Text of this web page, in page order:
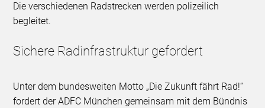
Die verschiedenen Radstrecken werden polizeilich
begleitet.
Sichere Radinfrastruktur gefordert
Unter dem bundesweiten Motto „Die Zukunft fährt Rad!“
fordert der ADFC München gemeinsam mit dem Bündnis